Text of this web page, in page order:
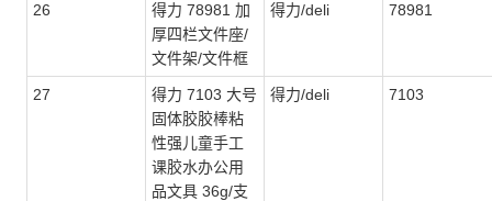
26
得力 78981 加
厚四栏文件座/
文件架/文件框
得力/deli 78981
27
得力 7103 大号
固体胶胶棒粘
性强儿童手工
课胶水办公用
品文具 36g/支
得力/deli 7103